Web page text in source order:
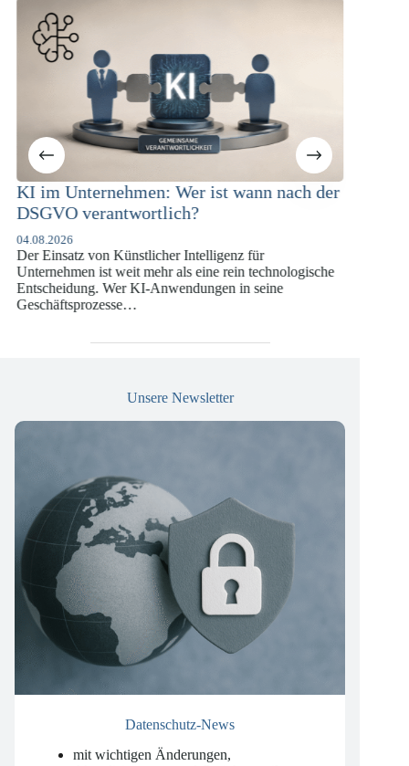
nach der
für
seine
KI-Compliance in der
Versicherungswirtschaft mit DORA,
07.07.2026
Die europäische Digitalregulierung hat in den
vergangenen Jahren eine enorme Komplexität
die insbesondere Unternehmen der Finanz- und
Unsere Newsletter
Datenschutz-News